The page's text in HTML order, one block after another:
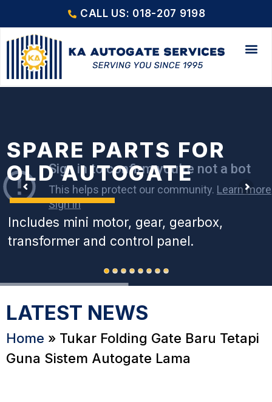
CALL US: 018-207 9198
SPARE PARTS FOR
OLD AUTOGATE
Includes mini motor, gear, gearbox,
transformer and control panel.
LATEST NEWS
Home » Tukar Folding Gate Baru Tetapi
Guna Sistem Autogate Lama